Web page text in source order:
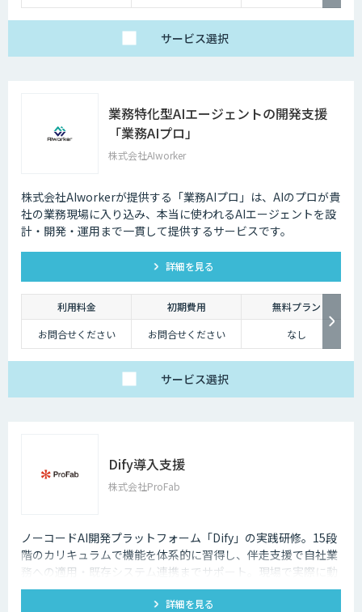
サービス選択
業務特化型AIエージェントの開発支援
「業務AIプロ」
株式会社AIworker
株式会社AIworkerが提供する「業務AIプロ」は、AIのプロが貴
社の業務現場に入り込み、本当に使われるAIエージェントを設
計・開発・運用まで一貫して提供するサービスです。
詳細を見る
利用料金 初期費用
無料プラン
お問合せください
お問合せください なし
サービス選択
Dify導入支援
株式会社ProFab
ノーコードAI開発プラットフォーム「Dify」の実践研修。15段
階のカリキュラムで機能を体系的に習得し、伴走支援で自社業
務への適用・既存システム連携までサポート。現場で実際に動
くAIツールを自分たちで作れる状態を目指します。
詳細を見る